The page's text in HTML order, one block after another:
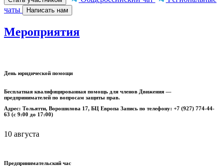
чаты
Написать нам
Мероприятия
День юридической помощи
Бесплатная квалифицированная помощь для членов Движения —
предпринимателей по вопросам защиты прав.
Адрес: Тольятти, Ворошилова 17, БЦ Европа Запись по телефону: +7 (927) 774-44-
63 (с 9:00 до 17:00)
10 августа
Предпринимательский час